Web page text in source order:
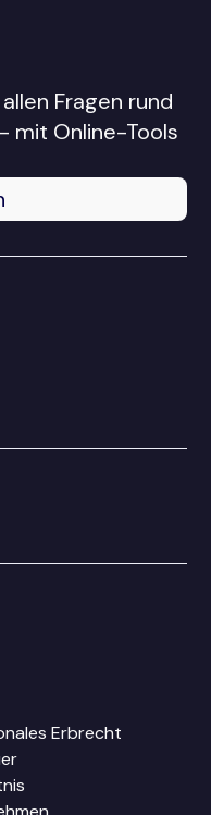
Fragen rund
mit Online-Tools
Erbrecht